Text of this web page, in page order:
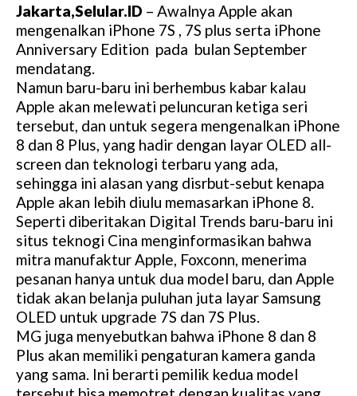
Jakarta,Selular.ID – Awalnya Apple akan
mengenalkan iPhone 7S , 7S plus serta iPhone
Anniversary Edition pada bulan September
mendatang.
Namun baru-baru ini berhembus kabar kalau
Apple akan melewati peluncuran ketiga seri
tersebut, dan untuk segera mengenalkan iPhone
8 dan 8 Plus, yang hadir dengan layar OLED all-
screen dan teknologi terbaru yang ada,
sehingga ini alasan yang disrbut-sebut kenapa
Apple akan lebih diulu memasarkan iPhone 8.
Seperti diberitakan Digital Trends baru-baru ini
situs teknogi Cina menginformasikan bahwa
mitra manufaktur Apple, Foxconn, menerima
pesanan hanya untuk dua model baru, dan Apple
tidak akan belanja puluhan juta layar Samsung
OLED untuk upgrade 7S dan 7S Plus.
MG juga menyebutkan bahwa iPhone 8 dan 8
Plus akan memiliki pengaturan kamera ganda
yang sama. Ini berarti pemilik kedua model